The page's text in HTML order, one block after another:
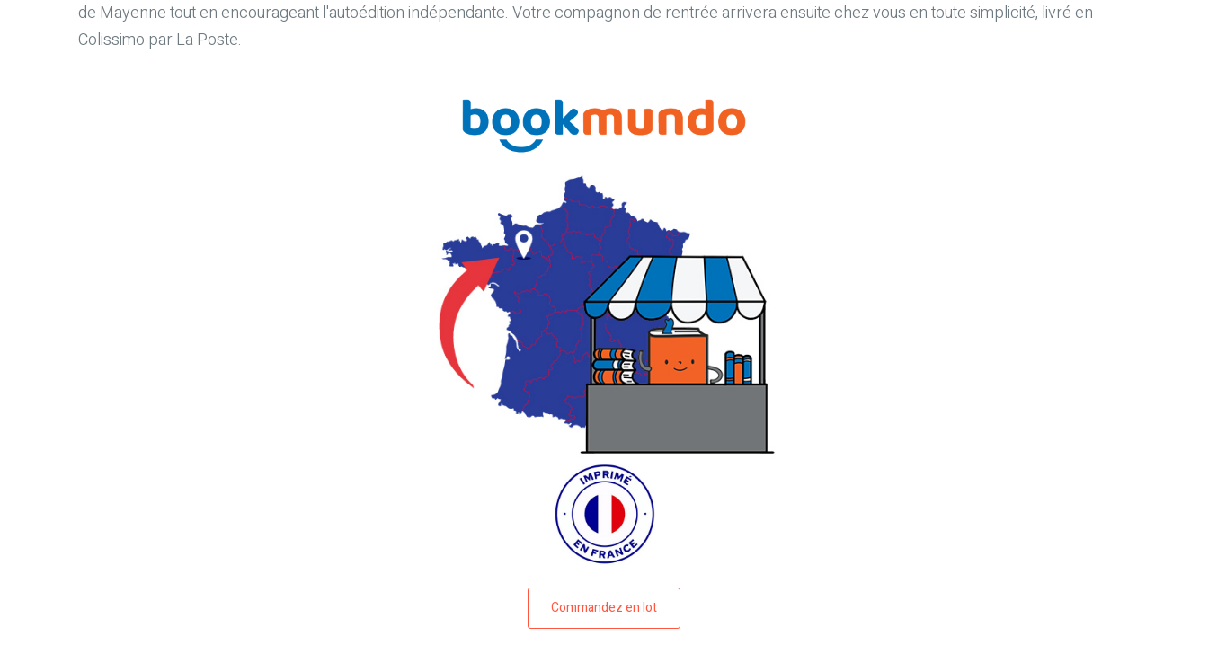
de Mayenne tout en encourageant l'autoédition indépendante. Votre compagnon de rentrée arrivera ensuite chez vous en toute simplicité, livré en
Colissimo par La Poste.
Commandez en lot